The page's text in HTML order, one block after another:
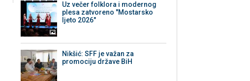
Uz večer folklora i modernog
plesa zatvoreno "Mostarsko
ljeto 2026"
Nikšić: SFF je važan za
promociju države BiH